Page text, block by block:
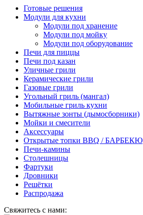
Готовые решения
Модули для кухни
Модули под хранение
Модули под мойку
Модули под оборудование
Печи для пиццы
Печи под казан
Уличные грили
Керамические грили
Газовые грили
Угольный гриль (мангал)
Мобильные гриль кухни
Вытяжные зонты (дымосборники)
Мойки и смесители
Аксессуары
Открытые топки BBQ / БАРБЕКЮ
Печи-камины
Столешницы
Фартуки
Дровники
Решётки
Распродажа
Свяжитесь с нами: